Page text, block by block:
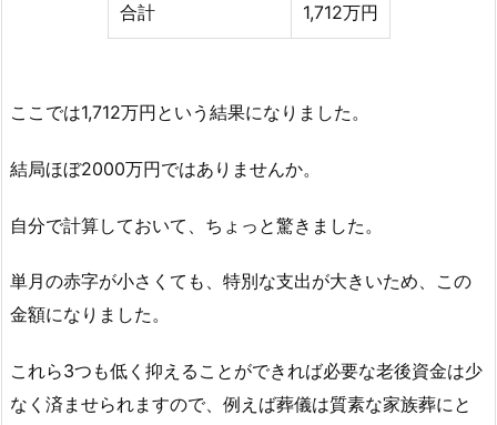
合計 1,712万円
ここでは1,712万円という結果になりました。
結局ほぼ2000万円ではありませんか。
自分で計算しておいて、ちょっと驚きました。
単月の赤字が小さくても、特別な支出が大きいため、この
金額になりました。
これら3つも低く抑えることができれば必要な老後資金は少
なく済ませられますので、例えば葬儀は質素な家族葬にと